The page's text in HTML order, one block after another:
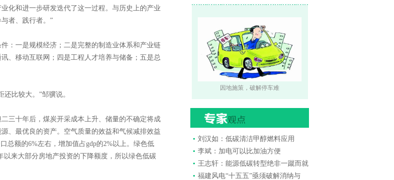
化和进一步研发迭代了这一过程。与历史上的产业
者、践行者。”
一是规模经济；二是完整的制造业体系和产业链
、移动互联网；四是工程人才培养与储备；五是总
比较大。”邹骥说。
十年后，煤炭开采成本上升、储量的不确定将成
、最优良的资产。空气质量的效益和气候减排效益
总额的6%左右，增加值占gdp的2%以上。绿色低
以来大部分房地产投资的下降额度，所以绿色低碳
因地施策，破解停车难
刘汉如：低碳清洁甲醇燃料应用
李斌：加电可以比加油方便
王志轩：能源低碳转型绝非一蹴而就
福建风电“十五五”亟须破解消纳与